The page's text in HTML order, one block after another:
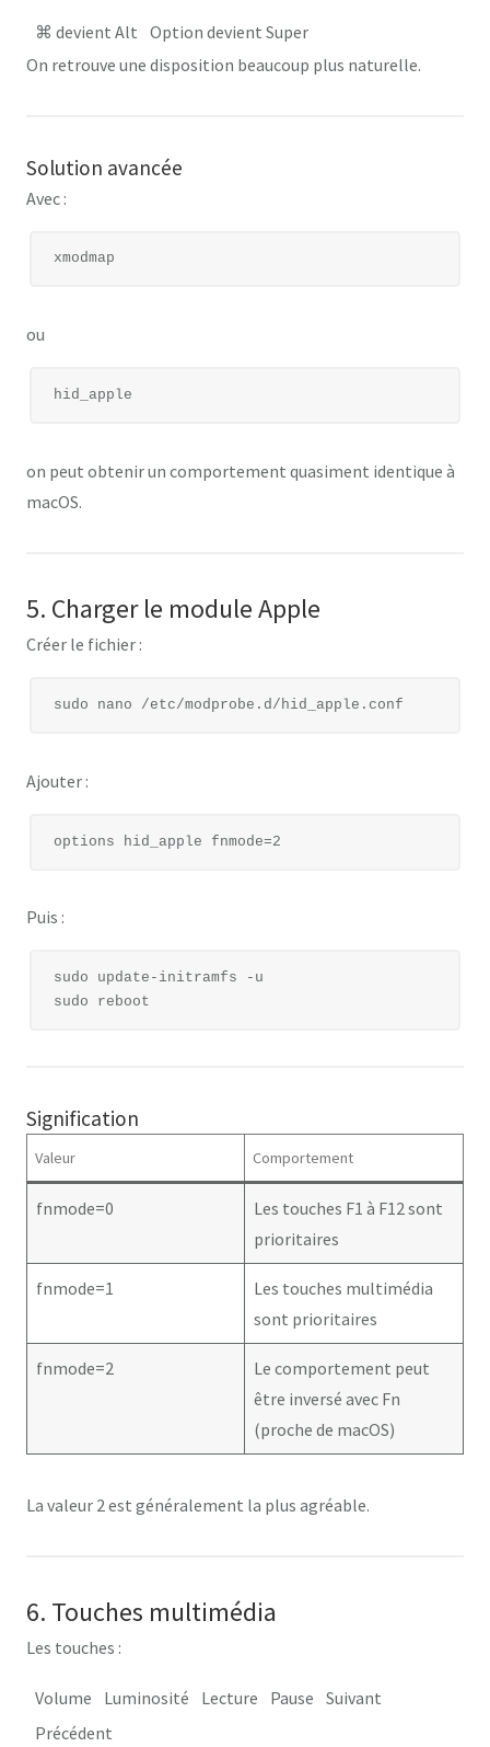
⌘ devient Alt Option devient Super
On retrouve une disposition beaucoup plus naturelle.
Solution avancée
Avec :
ou
on peut obtenir un comportement quasiment identique à
macOS.
5. Charger le module Apple
Créer le fichier :
Ajouter :
Puis :
sudo update-initramfs -u
Signification
Valeur Comportement
fnmode=0
Les touches F1 à F12 sont
prioritaires
fnmode=1
Les touches multimédia
sont prioritaires
fnmode=2
Le comportement peut
être inversé avec Fn
(proche de macOS)
La valeur 2est généralement la plus agréable.
6. Touches multimédia
Les touches :
Volume Luminosité Lecture Pause Suivant
Précédent